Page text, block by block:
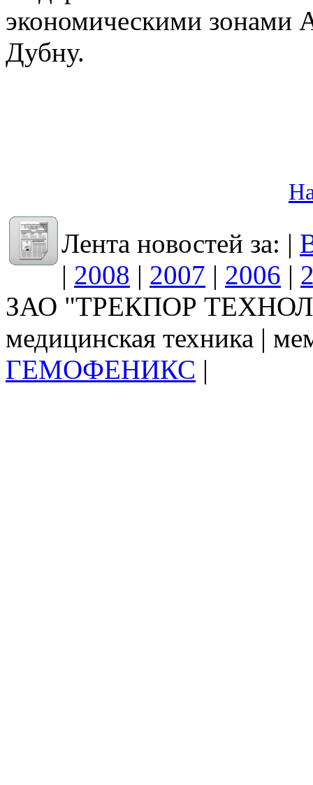
экономическими зонами
Дубну.
Лента новостей за: |
| 2008 | 2007 | 2006 |
ЗАО "ТРЕКПОР
медицинская техника |
ГЕМОФЕНИКС |